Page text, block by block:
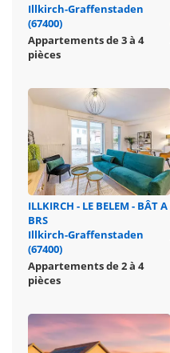
Illkirch-Graffenstaden
(67400)
Appartements de 3 à 4
pièces
ILLKIRCH - LE BELEM - BÂT A
BRS
Illkirch-Graffenstaden
(67400)
Appartements de 2 à 4
pièces